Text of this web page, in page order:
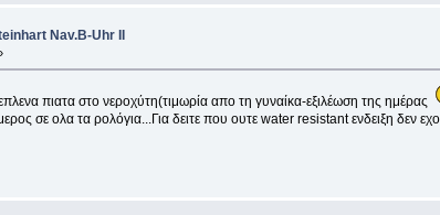
Nav.B-Uhr II
πιατα στο νεροχύτη(τιμωρία απο τη γυναίκα-εξιλέωση της ημέρας
σε ολα τα ρολόγια...Για δειτε που ουτε water resistant ενδειξη δεν